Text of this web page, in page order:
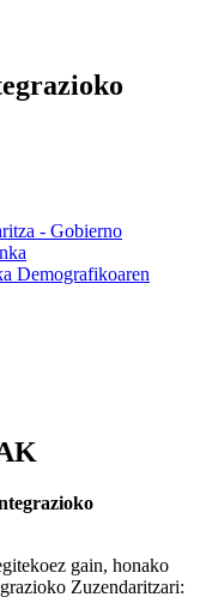
- Gobierno
Demografikoaren
gain, honako
Zuzendaritzari: